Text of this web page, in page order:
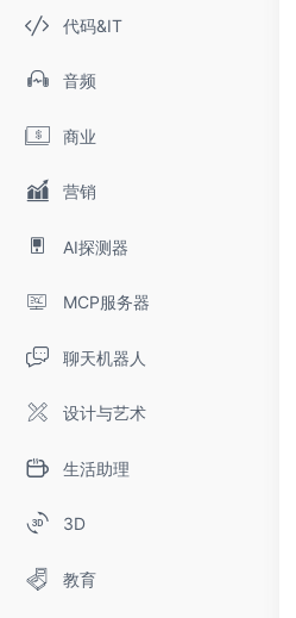
代码&IT
音频
商业
营销
AI探测器
MCP服务器
聊天机器人
设计与艺术
生活助理
3D
教育